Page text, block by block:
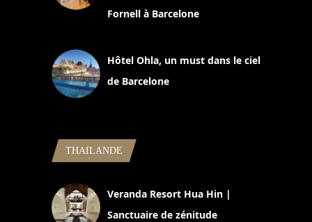
Fornell à Barcelone
Hôtel Ohla, un must dans le ciel
de Barcelone
THAILANDE
Veranda Resort Hua Hin |
Sanctuaire de zénitude